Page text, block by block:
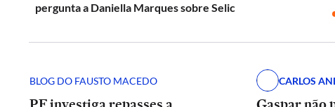
pergunta a Daniella Marques sobre Selic
BLOG DO FAUSTO MACEDO CARLOS